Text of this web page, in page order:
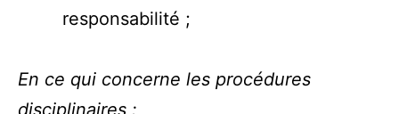
responsabilité ;
En ce qui concerne les procédures
disciplinaires :